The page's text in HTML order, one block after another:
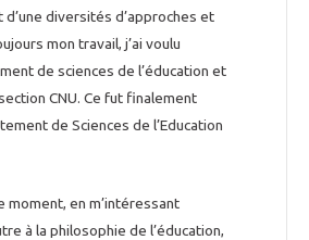
diversités d’approches et
mon travail, j’ai voulu
de sciences de l’éducation et
CNU. Ce fut finalement
de Sciences de l’Education
moment, en m’intéressant
à la philosophie de l’éducation,